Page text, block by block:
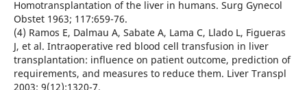
Homotransplantation of the liver in humans. Surg Gynecol
Obstet 1963; 117:659-76.
(4) Ramos E, Dalmau A, Sabate A, Lama C, Llado L, Figueras
J, et al. Intraoperative red blood cell transfusion in liver
transplantation: influence on patient outcome, prediction of
requirements, and measures to reduce them. Liver Transpl
2003; 9(12):1320-7.